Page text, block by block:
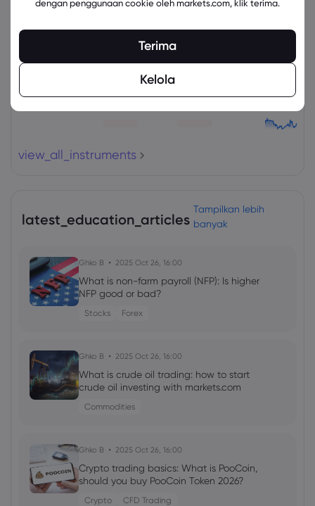
view_all_instruments
latest_education_articles
Tampilkan lebih
banyak
Ghko B 2025 Oct 26, 16:00
What is non-farm payroll (NFP): Is higher
NFP good or bad?
Stocks Forex
Ghko B 2025 Oct 26, 16:00
What is crude oil trading: how to start
crude oil investing with markets.com
Commodities
Ghko B 2025 Oct 26, 16:00
Crypto trading basics: What is PooCoin,
should you buy PooCoin Token 2026?
Crypto CFD Trading
dengan penggunaan cookie oleh markets.com, klik terima.
Terima
Kelola